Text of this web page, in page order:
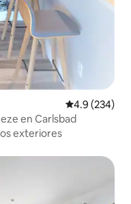
Calificación
4.9 (234)
en Carlsbad
exteriores